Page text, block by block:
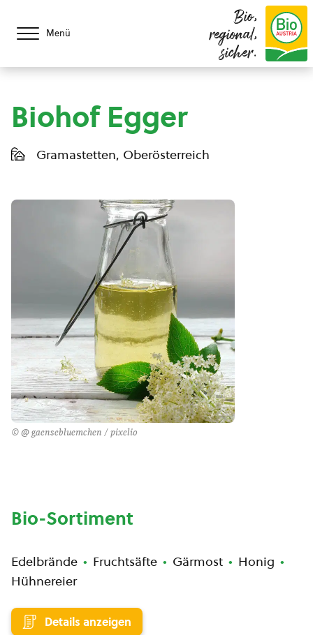
Menü
Bio,
regional,
sicher.
Biohof Egger
Gramastetten, Oberösterreich
© @ gaensebluemchen / pixelio
Bio-Sortiment
Edelbrände Fruchtsäfte Gärmost
Honig
Hühnereier
Details anzeigen